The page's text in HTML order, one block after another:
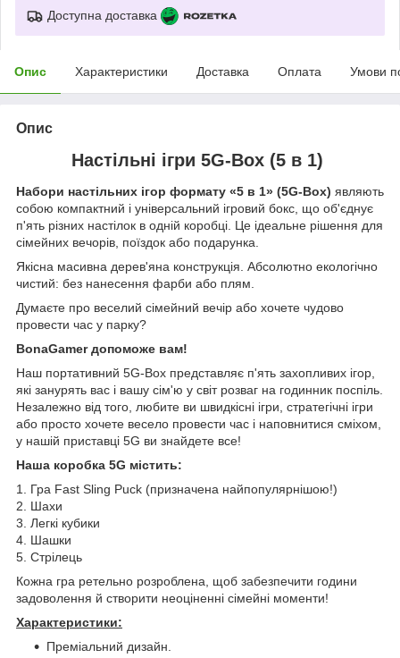
Доступна доставка
Опис Характеристики Доставка Оплата Умови
Опис
Настільні ігри 5G-Box (5 в 1)
Набори настільних ігор формату «5 в 1» (5G-Box) являють
собою компактний і універсальний ігровий бокс, що об'єднує
п'ять різних настілок в одній коробці. Це ідеальне рішення для
сімейних вечорів, поїздок або подарунка.
Якісна масивна дерев'яна конструкція. Абсолютно екологічно
чистий: без нанесення фарби або плям.
Думаєте про веселий сімейний вечір або хочете чудово
провести час у парку?
BonaGamer допоможе вам!
Наш портативний 5G-Box представляє п'ять захопливих ігор,
які занурять вас і вашу сім'ю у світ розваг на годинник поспіль.
Незалежно від того, любите ви швидкісні ігри, стратегічні ігри
або просто хочете весело провести час і наповнитися сміхом,
у нашій приставці 5G ви знайдете все!
Наша коробка 5G містить:
1. Гра Fast Sling Puck (призначена найпопулярнішою!)
2. Шахи
3. Легкі кубики
4. Шашки
5. Стрілець
Кожна гра ретельно розроблена, щоб забезпечити години
задоволення й створити неоціненні сімейні моменти!
Характеристики:
Преміальний дизайн.